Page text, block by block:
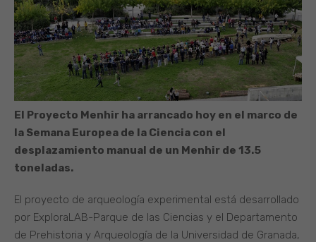
El Proyecto Menhir ha arrancado hoy en el marco de
la Semana Europea de la Ciencia con el
desplazamiento manual de un Menhir de 13.5
toneladas.
El proyecto de arqueología experimental está desarrollado
por ExploraLAB-Parque de las Ciencias y el Departamento
de Prehistoria y Arqueología de la Universidad de Granada,